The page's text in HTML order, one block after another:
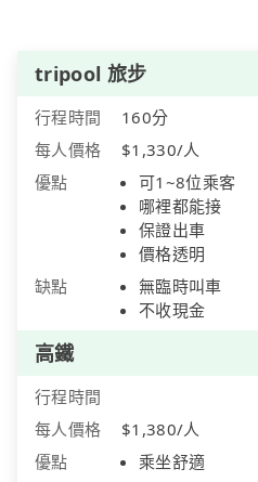
tripool 旅步
行程時間
160分
每人價格
$1,330/人
優點
可1~8位乘客
哪裡都能接
保證出車
價格透明
缺點
無臨時叫車
不收現金
高鐵
行程時間
每人價格
$1,380/人
優點
乘坐舒適